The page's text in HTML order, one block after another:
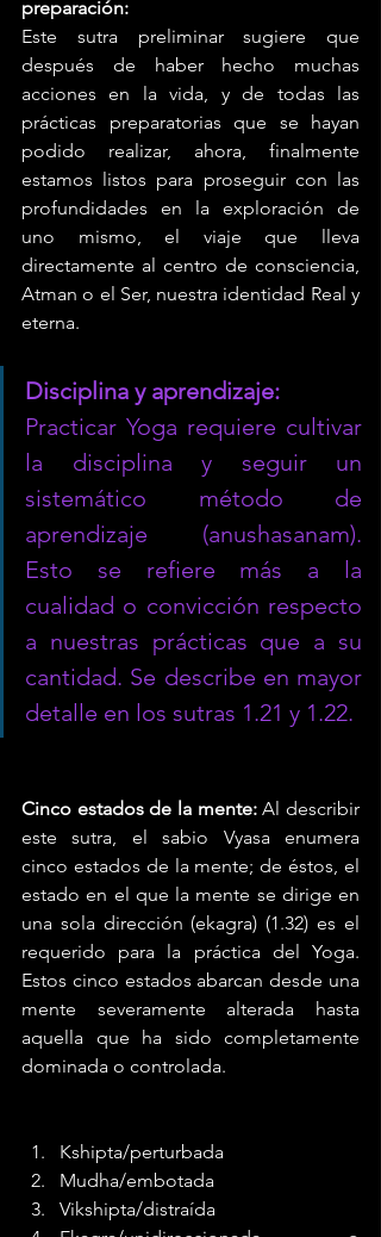
preparación:
Este sutra preliminar sugiere que
después de haber hecho muchas
acciones en la vida, y de todas las
prácticas preparatorias que se hayan
podido realizar, ahora, finalmente
estamos listos para proseguir con las
profundidades en la exploración de
uno mismo, el viaje que lleva
directamente al centro de consciencia,
Atman o el Ser, nuestra identidad Real y
eterna.
Disciplina y aprendizaje:
Practicar Yoga requiere cultivar
la disciplina y seguir un
sistemático método de
aprendizaje (anushasanam).
Esto se refiere más a la
cualidad o convicción respecto
a nuestras prácticas que a su
cantidad. Se describe en mayor
detalle en los sutras 1.21 y 1.22.
Cinco estados de la mente: Al describir
este sutra, el sabio Vyasa enumera
cinco estados de la mente; de éstos, el
estado en el que la mente se dirige en
una sola dirección (ekagra) (1.32) es el
requerido para la práctica del Yoga.
Estos cinco estados abarcan desde una
mente severamente alterada hasta
aquella que ha sido completamente
dominada o controlada.
Kshipta/perturbada
Mudha/embotada
Vikshipta/distraída